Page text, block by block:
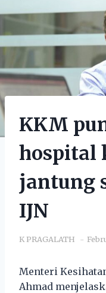
KKM
hospital
jantung
IJN
K PRAGALATH
Menteri
Ahmad